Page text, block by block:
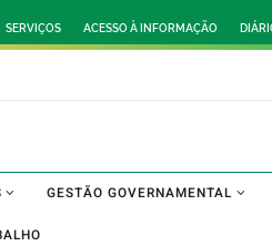
SERVIÇOS ACESSO À INFORMAÇÃO
GESTÃO GOVERNAMENTAL